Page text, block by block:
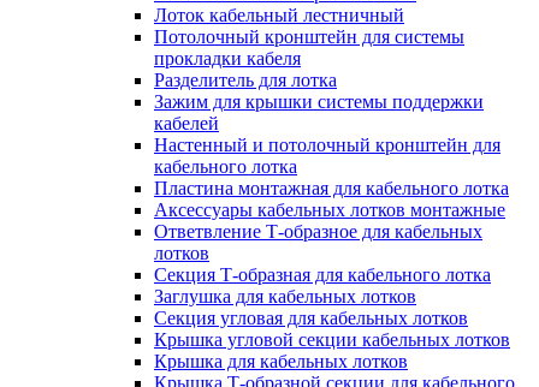
Лоток кабельный лестничный
Потолочный кронштейн для системы
прокладки кабеля
Разделитель для лотка
Зажим для крышки системы поддержки
кабелей
Настенный и потолочный кронштейн для
кабельного лотка
Пластина монтажная для кабельного лотка
Аксессуары кабельных лотков монтажные
Ответвление Т-образное для кабельных
лотков
Секция Т-образная для кабельного лотка
Заглушка для кабельных лотков
Секция угловая для кабельных лотков
Крышка угловой секции кабельных лотков
Крышка для кабельных лотков
Крышка Т-образной секции для кабельного